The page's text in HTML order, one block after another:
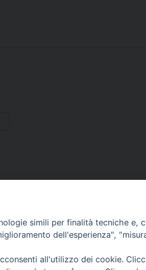
Contatti
Curia
simili per finalità tecniche e,
dell'esperienza",
all'utilizzo dei cookie.